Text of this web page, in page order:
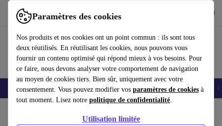
Paramètres des cookies
Nos produits et nos cookies ont un point commun : ils sont tous
deux réutilisés. En réutilisant les cookies, nous pouvons vous
fournir un contenu optimisé qui répond mieux à vos besoins. Pour
ce faire, nous devons analyser votre comportement de navigation
au moyen de cookies tiers. Bien sûr, uniquement avec votre
consentement. Vous pouvez modifier vos paramètres de cookies à
tout moment. Lisez notre politique de confidentialité.
Utilisation limitée
Utilisez refurbed rapidement et facilement
Smartphones Laptops Tablettes Montres connectées Accessoires